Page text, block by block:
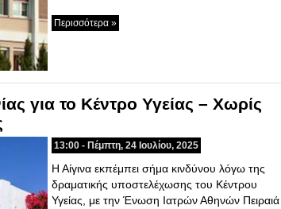
Περισσότερα »
για το Κέντρο Υγείας – Χωρίς
13:00 - Πέμπτη, 24 Ιουλίου, 2025
Η Αίγινα εκπέμπει σήμα κινδύνου λόγω της
δραματικής υποστελέχωσης του Κέντρου
Υγείας, με την Ένωση Ιατρών Αθηνών Πειραιά